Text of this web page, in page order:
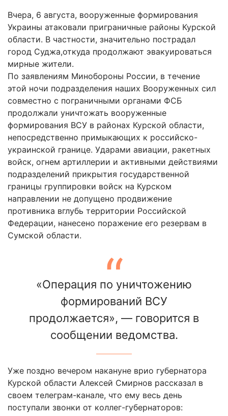
Вчера, 6 августа, вооруженные формирования
Украины атаковали приграничные районы Курской
области. В частности, значительно пострадал
город Суджа,откуда продолжают эвакуироваться
мирные жители.
По заявлениям Минобороны России, в течение
этой ночи подразделения наших Вооруженных сил
совместно с пограничными органами ФСБ
продолжали уничтожать вооруженные
формирования ВСУ в районах Курской области,
непосредственно примыкающих к российско-
украинской границе. Ударами авиации, ракетных
войск, огнем артиллерии и активными действиями
подразделений прикрытия государственной
границы группировки войск на Курском
направлении не допущено продвижение
противника вглубь территории Российской
Федерации, нанесено поражение его резервам в
Сумской области.
«Операция по уничтожению
формирований ВСУ
продолжается», — говорится в
сообщении ведомства.
Уже поздно вечером накануне врио губернатора
Курской области Алексей Смирнов рассказал в
своем телеграм-канале, что ему весь день
поступали звонки от коллег-губернаторов: